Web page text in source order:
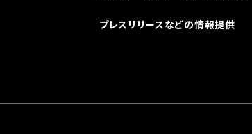
プレスリリースなどの情報提供